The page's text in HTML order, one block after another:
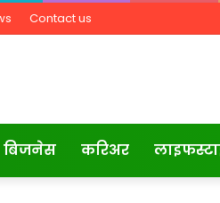
Contact us
बिजनेस करिअर